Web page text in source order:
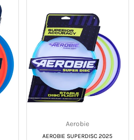
Aerobie
AEROBIE SUPERDISC 2025